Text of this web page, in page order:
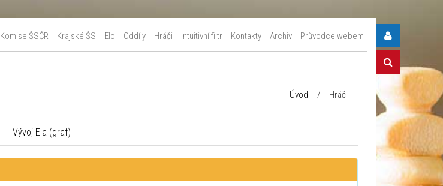
Komise ŠSČR Krajské ŠS Elo Oddíly Hráči Intuitivní filtr Kontakty Archiv Průvodce webem
Úvod / Hráč
Vývoj Ela (graf)